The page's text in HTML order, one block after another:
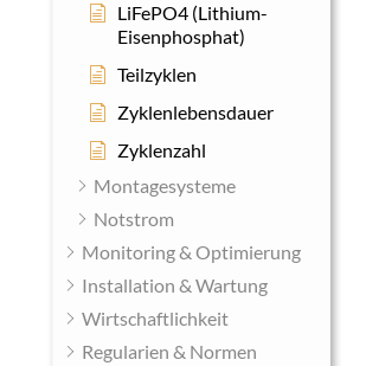
LiFePO4 (Lithium-
Eisenphosphat)
Teilzyklen
Zyklenlebensdauer
Zyklenzahl
Montagesysteme
Notstrom
Monitoring & Optimierung
Installation & Wartung
Wirtschaftlichkeit
Regularien & Normen